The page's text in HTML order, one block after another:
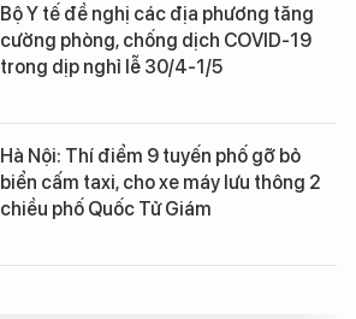
Bộ Y tế đề nghị các địa phương tăng
cường phòng, chống dịch COVID-19
trong dịp nghỉ lễ 30/4-1/5
Hà Nội: Thí điểm 9 tuyến phố gỡ bỏ
biển cấm taxi, cho xe máy lưu thông 2
chiều phố Quốc Tử Giám